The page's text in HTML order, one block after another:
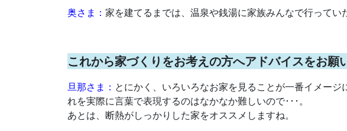
奥さま： 家を建てるまでは、温泉や銭湯に家族みんなで行ってい
これから家づくりをお考えの方へアドバイスをお願
旦那さま： とにかく、いろいろなお家を見ることが一番イメー
れを実際に言葉で表現するのはなかなか難しいので･･･。
あとは、断熱がしっかりした家をオススメしますね。